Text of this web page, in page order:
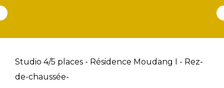
Studio 4/5 places - Résidence Moudang I - Rez-
de-chaussée-